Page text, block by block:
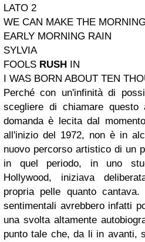
LATO 2
WE CAN MAKE THE MORNING
EARLY MORNING RAIN
SYLVIA
FOOLS RUSH IN
I WAS BORN ABOUT TEN
Perché con un'infinità di
scegliere di chiamare questo
domanda è lecita dal
all'inizio del 1972, non è in
nuovo percorso artistico di un
in quel periodo, in uno
Hollywood, iniziava
propria pelle quanto
sentimentali avrebbero infatti
una svolta altamente
punto tale che, da li in avanti,